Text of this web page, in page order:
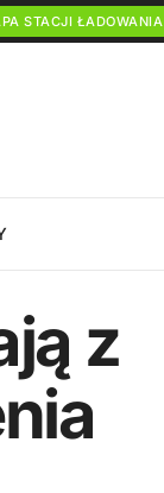
STACJI ŁADOWANIA
z